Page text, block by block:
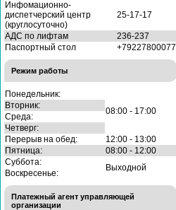
Инфомационно-
диспетчерский центр
(круглосуточно)
25-17-17
АДС по лифтам
236-237
Паспортный стол
+79227800077
Режим работы
Понедельник:
08:00 - 17:00
Вторник:
Среда:
Четверг:
Перерыв на обед:
12:00 - 13:00
Пятница:
08:00 - 12:00
Суббота:
Выходной
Воскресенье:
Платежный агент управляющей
организации